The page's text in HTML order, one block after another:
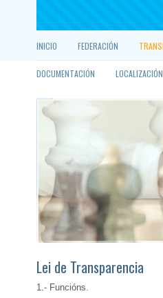
INICIO FEDERACIÓN
DOCUMENTACIÓN LOCALIZACIÓN
Lei de Transparencia
1.- Funcións.